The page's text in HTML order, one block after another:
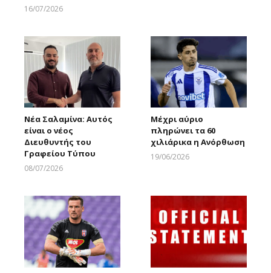
16/07/2026
Νέα Σαλαμίνα: Αυτός
είναι ο νέος
Διευθυντής του
Γραφείου Τύπου
08/07/2026
Μέχρι αύριο
πληρώνει τα 60
χιλιάρικα η Ανόρθωση
19/06/2026